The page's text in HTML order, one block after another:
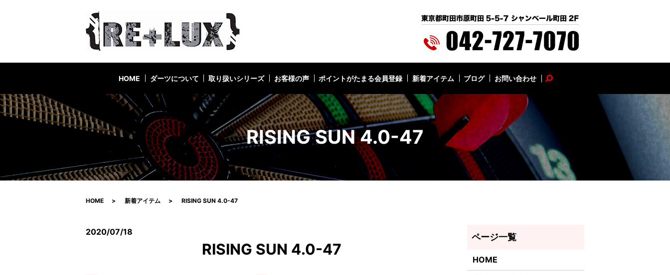
HOME ダーツについて 取り扱いシリーズ お客様の声 ポイントがたまる会員登録 新着アイテム ブログ お問い合わせ search
RISING SUN 4.0-47
HOME 新着アイテム RISING SUN 4.0-47
2020/07/18
RISING SUN 4.0-47
HOME